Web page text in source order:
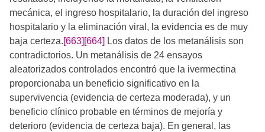
mecánica, el ingreso hospitalario, la duración del ingreso
hospitalario y la eliminación viral, la evidencia es de muy
baja certeza.[663] [664] ​​​​​​​ Los datos de los metanálisis son
contradictorios. Un metanálisis de 24 ensayos
aleatorizados controlados encontró que la ivermectina
proporcionaba un beneficio significativo en la
supervivencia (evidencia de certeza moderada), y un
beneficio clínico probable en términos de mejoría y
deterioro (evidencia de certeza baja). En general, las